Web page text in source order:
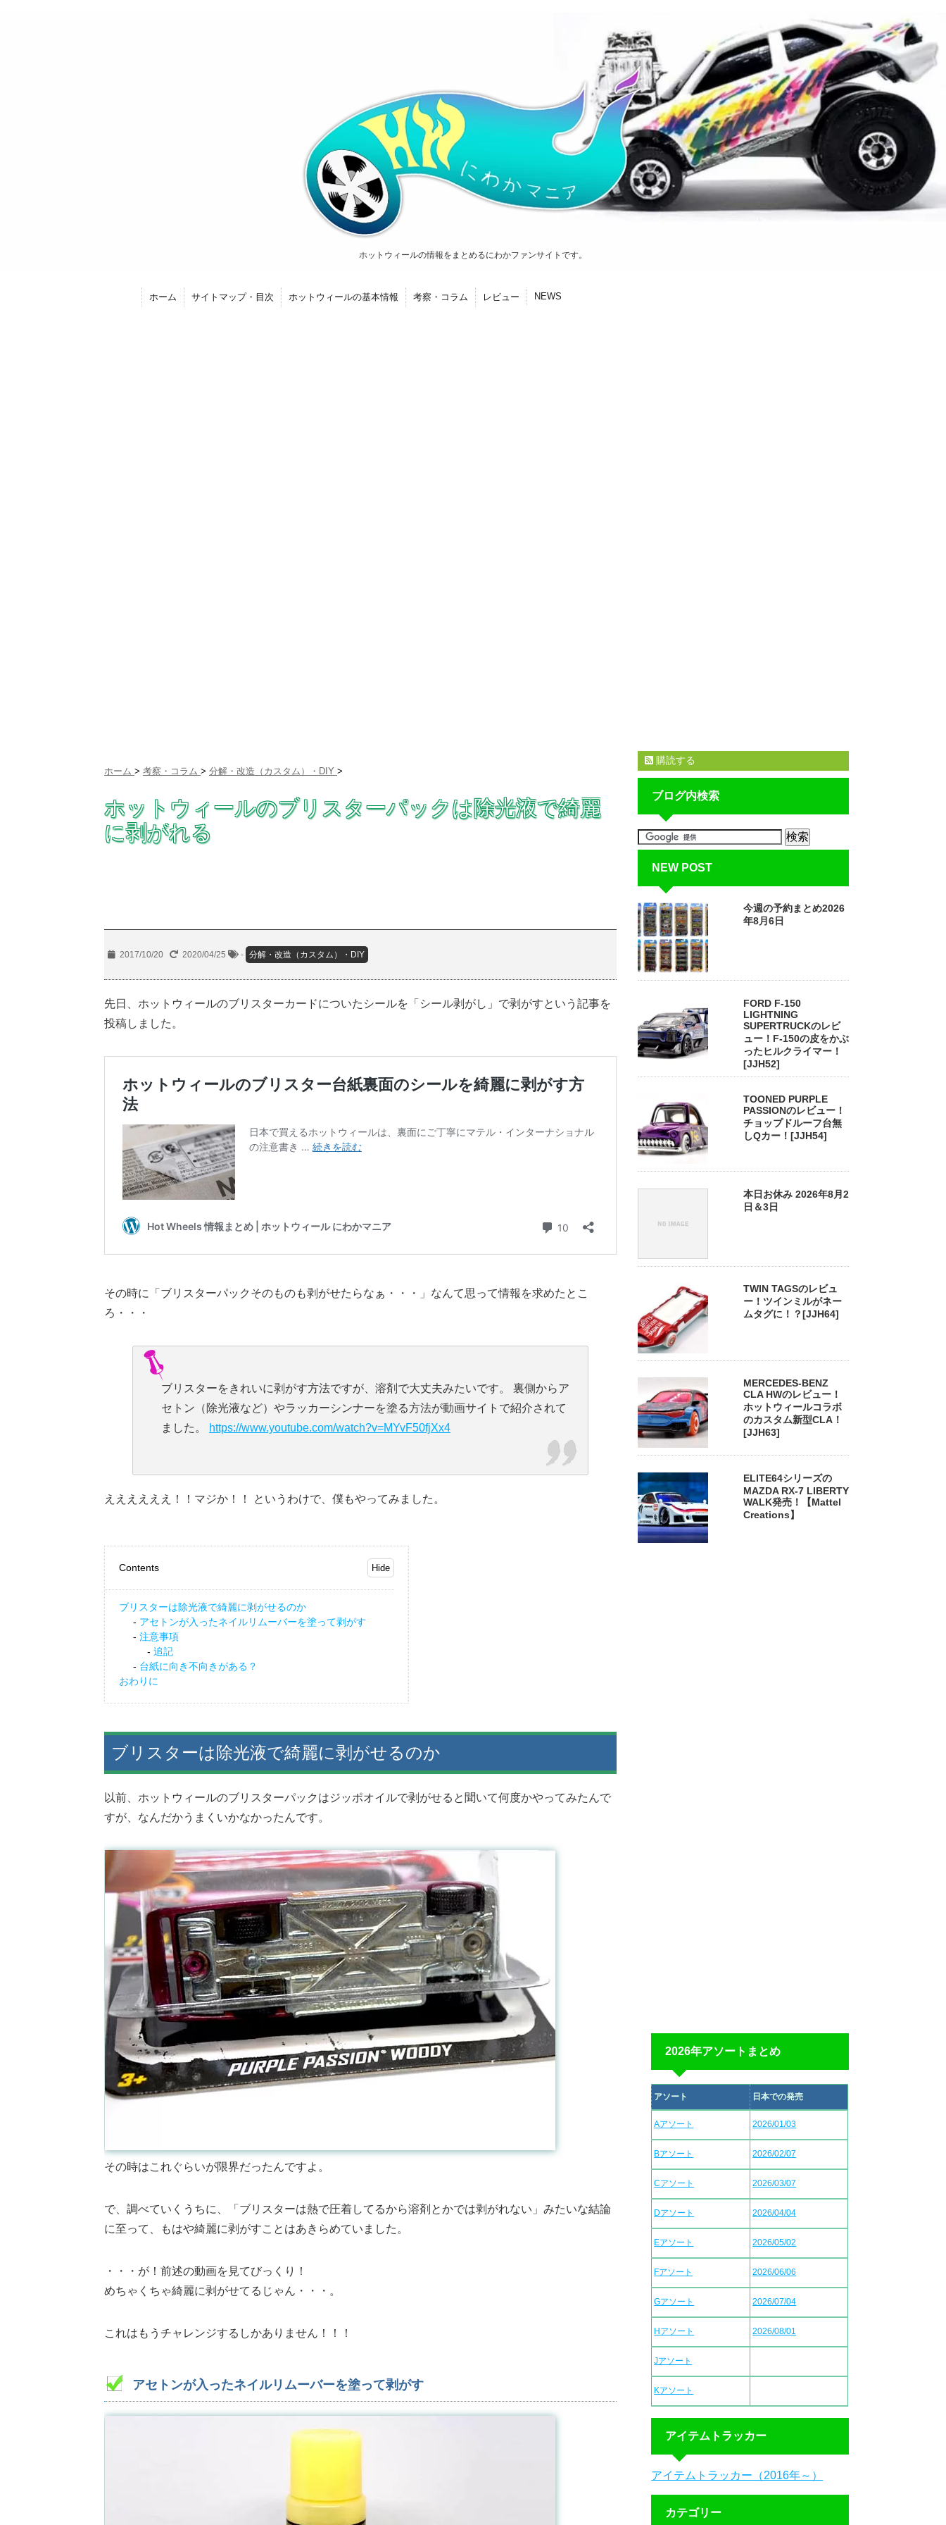
ホットウィールの情報をまとめるにわかファンサイトです。
ホーム サイトマップ・目次 ホットウィールの基本情報 考察・コラム レビュー NEWS
ホーム > 考察・コラム > 分解・改造（カスタム）・DIY >
ホットウィールのブリスターパックは除光液で綺麗
に剥がれる
2017/10/20 2020/04/25 - 分解・改造（カスタム）・DIY
先日、ホットウィールのブリスターカードについたシールを「シール剥がし」で剥がすという記事を
投稿しました。
その時に「ブリスターパックそのものも剥がせたらなぁ・・・」なんて思って情報を求めたとこ
ろ・・・
ブリスターをきれいに剥がす方法ですが、溶剤で大丈夫みたいです。 裏側からア
セトン（除光液など）やラッカーシンナーを塗る方法が動画サイトで紹介されて
ました。
https://www.youtube.com/watch?v=MYvF50fjXx4
ええええええ！！マジか！！ というわけで、僕もやってみました。
Contents
ブリスターは除光液で綺麗に剥がせるのか
アセトンが入ったネイルリムーバーを塗って剥がす
注意事項
追記
台紙に向き不向きがある？
おわりに
ブリスターは除光液で綺麗に剥がせるのか
以前、ホットウィールのブリスターパックはジッポオイルで剥がせると聞いて何度かやってみたんで
すが、なんだかうまくいかなかったんです。
その時はこれぐらいが限界だったんですよ。
で、調べていくうちに、「ブリスターは熱で圧着してるから溶剤とかでは剥がれない」みたいな結論
に至って、もはや綺麗に剥がすことはあきらめていました。
・・・が！前述の動画を見てびっくり！
めちゃくちゃ綺麗に剥がせてるじゃん・・・。
これはもうチャレンジするしかありません！！！
アセトンが入ったネイルリムーバーを塗って剥がす
購読する
ブログ内検索
NEW POST
今週の予約まとめ2026
年8月6日
FORD F-150
LIGHTNING
SUPERTRUCKのレビ
ュー！F-150の皮をかぶ
ったヒルクライマー！
[JJH52]
TOONED PURPLE
PASSIONのレビュー！
チョップドルーフ台無
しQカー！[JJH54]
本日お休み 2026年8月2
日＆3日
TWIN TAGSのレビュ
ー！ツインミルがネー
ムタグに！？[JJH64]
MERCEDES-BENZ
CLA HWのレビュー！
ホットウィールコラボ
のカスタム新型CLA！
[JJH63]
ELITE64シリーズの
MAZDA RX-7 LIBERTY
WALK発売！【Mattel
Creations】
2026年アソートまとめ
アソート 日本での発売
Aアソート 2026/01/03
Bアソート 2026/02/07
Cアソート 2026/03/07
Dアソート 2026/04/04
Eアソート 2026/05/02
Fアソート 2026/06/06
Gアソート 2026/07/04
Hアソート 2026/08/01
Jアソート
Kアソート
アイテムトラッカー
アイテムトラッカー（2016年～）
カテゴリー